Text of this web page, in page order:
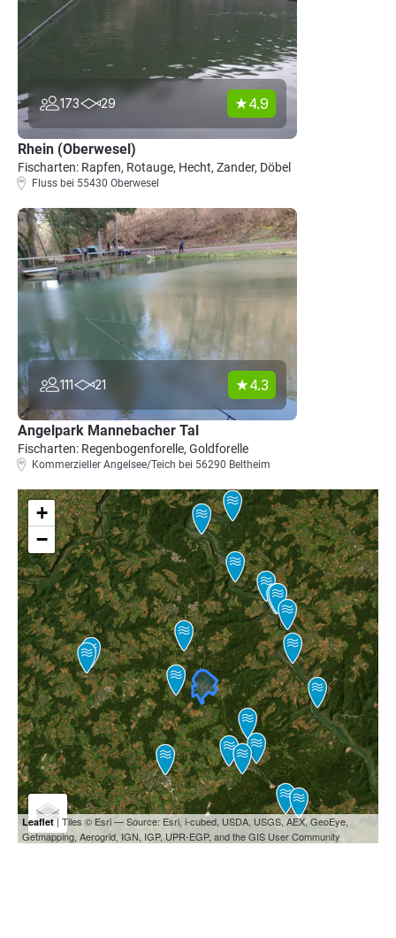
173 29 4.9
Rhein (Oberwesel)
Fischarten: Rapfen, Rotauge, Hecht, Zander, Döbel
Fluss bei 55430 Oberwesel
111 21 4.3
Angelpark Mannebacher Tal
Fischarten: Regenbogenforelle, Goldforelle
Kommerzieller Angelsee/Teich bei 56290 Beltheim
+
−
Leaflet| Tiles © Esri — Source: Esri, i-cubed, USDA, USGS, AEX, GeoEye,
Getmapping, Aerogrid, IGN, IGP, UPR-EGP, and the GIS User Community